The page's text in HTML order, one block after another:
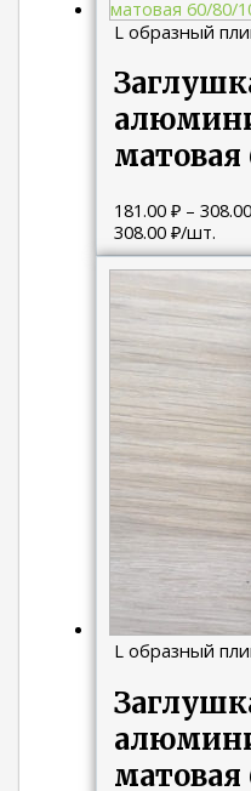
L образный
181.00₽ –
308.00 ₽/шт.
L образный